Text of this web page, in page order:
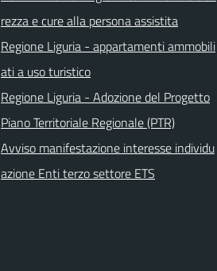
rezza e cure alla persona assistita
Regione Liguria - appartamenti ammobili
ati a uso turistico
Regione Liguria - Adozione del Progetto
Piano Territoriale Regionale (PTR)
Avviso manifestazione interesse individu
azione Enti terzo settore ETS